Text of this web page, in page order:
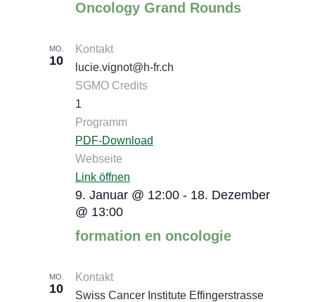
Oncology Grand Rounds
MO.
10
9. Januar @ 12:00 - 18. Dezember
@ 13:00
formation en oncologie
Kontakt
lucie.vignot@h-fr.ch
SGMO Credits
1
Programm
PDF-Download
Webseite
Link öffnen
MO.
10
Kontakt
Swiss Cancer Institute Effingerstrasse